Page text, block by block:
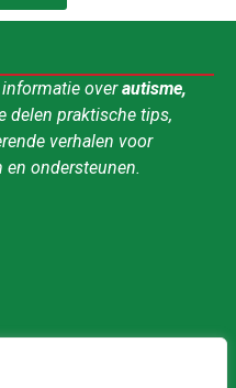
overautisme,
delen praktische tips,
verhalen voor
en ondersteunen.